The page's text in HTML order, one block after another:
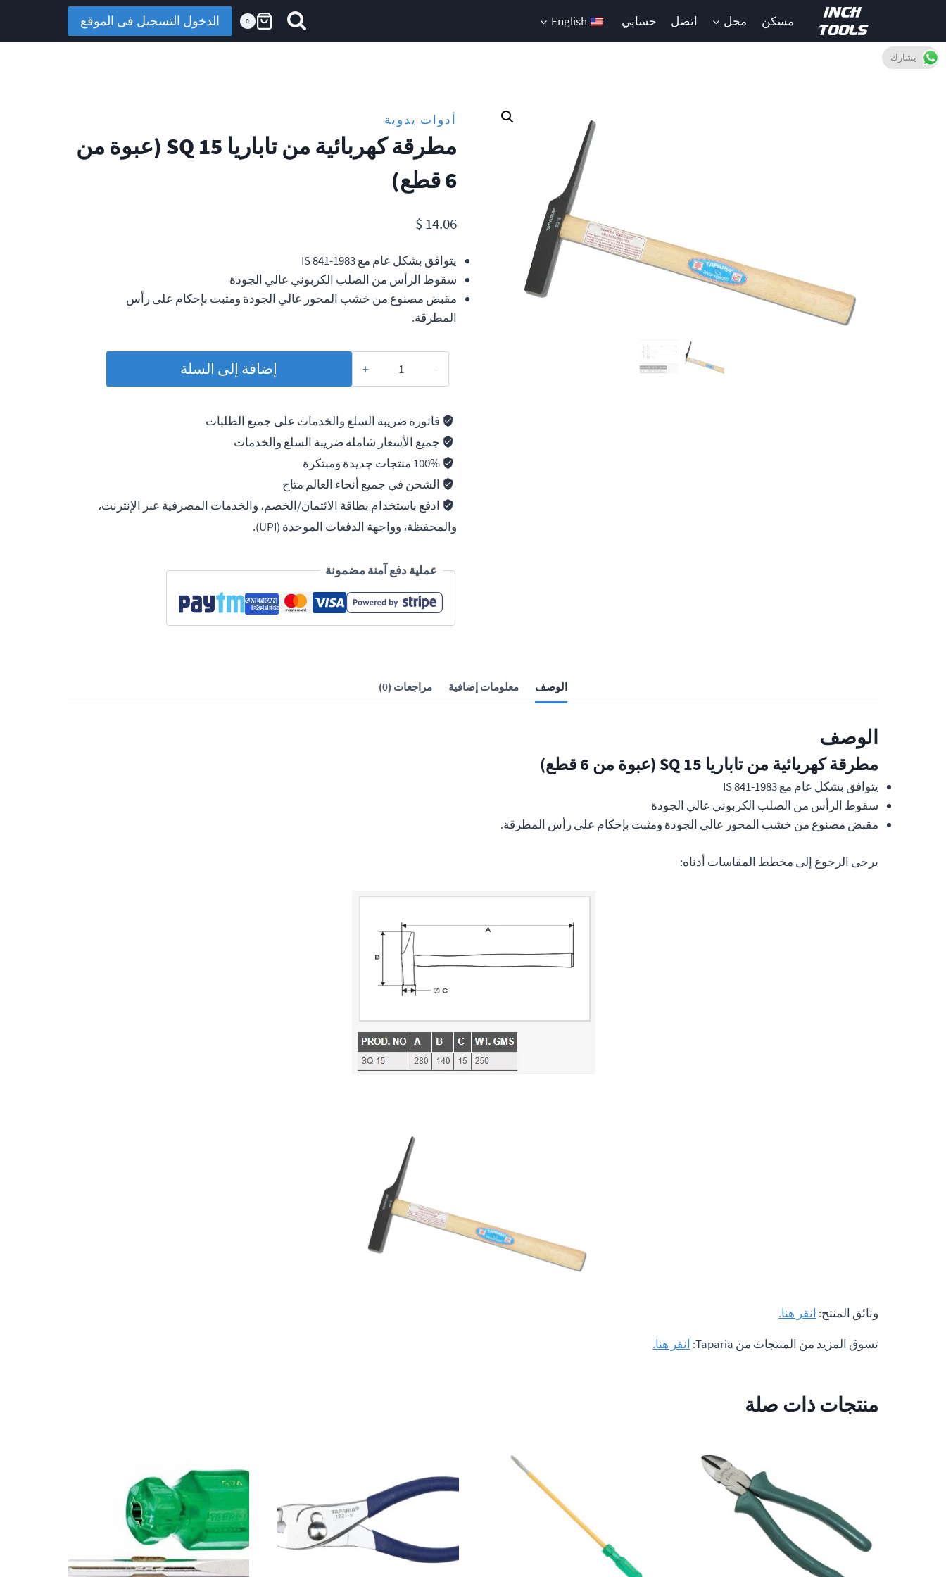
المحتوى
مسكن محل اتصل حسابي English
0 الدخول التسجيل فى الموقع
أدوات يدوية
مطرقة كهربائية من تاباريا SQ 15 (عبوة من
6 قطع)
$14.06
يتوافق بشكل عام مع IS 841-1983
سقوط الرأس من الصلب الكربوني عالي الجودة
مقبض مصنوع من خشب المحور عالي الجودة ومثبت بإحكام على رأس
المطرقة.
إضافة إلى السلة
فاتورة ضريبة السلع والخدمات على جميع الطلبات
جميع الأسعار شاملة ضريبة السلع والخدمات
100% منتجات جديدة ومبتكرة
الشحن في جميع أنحاء العالم متاح
ادفع باستخدام بطاقة الائتمان/الخصم، والخدمات المصرفية عبر الإنترنت،
والمحفظة، وواجهة الدفعات الموحدة (UPI).
عملية دفع آمنة مضمونة
الوصف معلومات إضافية مراجعات (0)
الوصف
مطرقة كهربائية من تاباريا SQ 15 (عبوة من 6 قطع)
يتوافق بشكل عام مع IS 841-1983
سقوط الرأس من الصلب الكربوني عالي الجودة
مقبض مصنوع من خشب المحور عالي الجودة ومثبت بإحكام على رأس المطرقة.
يرجى الرجوع إلى مخطط المقاسات أدناه:
وثائق المنتج: انقر هنا.
تسوق المزيد من المنتجات من Taparia:
انقر هنا.
منتجات ذات صلة
يشارك